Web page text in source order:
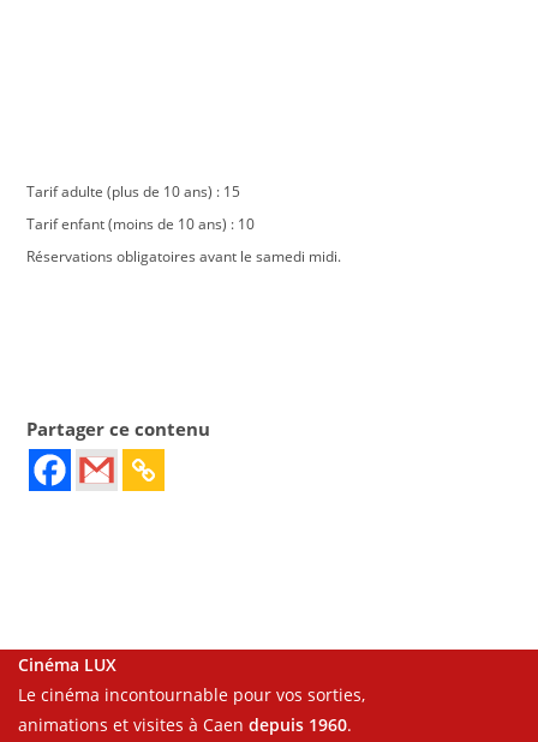
Tarif adulte (plus de 10 ans) : 15
Tarif enfant (moins de 10 ans) : 10
Réservations obligatoires avant le samedi midi.
Partager ce contenu
Cinéma LUX
Le cinéma incontournable pour vos sorties,
animations et visites à Caen depuis 1960.